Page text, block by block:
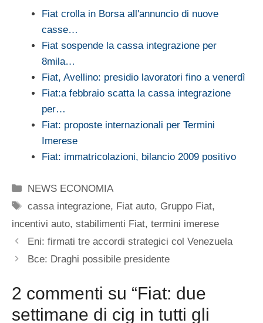
Fiat crolla in Borsa all'annuncio di nuove
casse…
Fiat sospende la cassa integrazione per
8mila…
Fiat, Avellino: presidio lavoratori fino a venerdì
Fiat:a febbraio scatta la cassa integrazione
per…
Fiat: proposte internazionali per Termini
Imerese
Fiat: immatricolazioni, bilancio 2009 positivo
Categorie
NEWS ECONOMIA
Tag
cassa integrazione, Fiat auto, Gruppo Fiat,
incentivi auto, stabilimenti Fiat, termini imerese
Eni: firmati tre accordi strategici col Venezuela
Bce: Draghi possibile presidente
2 commenti su “Fiat: due
settimane di cig in tutti gli